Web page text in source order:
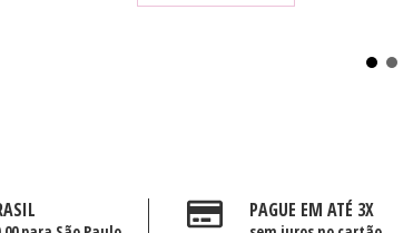
PAGUE EM ATÉ 3X